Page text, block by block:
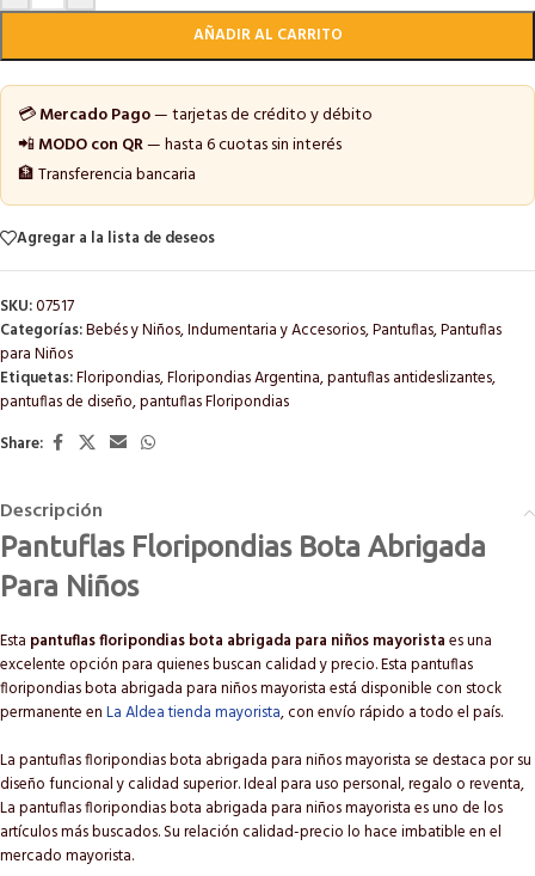
AÑADIR AL CARRITO
💳Mercado Pago— tarjetas de crédito y débito
📲MODO con QR— hasta 6 cuotas sin interés
🏦 Transferencia bancaria
Agregar a la lista de deseos
SKU:07517
Categorías:Bebés y Niños,Indumentaria y Accesorios,Pantuflas,Pantuflas
para Niños
Etiquetas:Floripondias,Floripondias Argentina,pantuflas antideslizantes,
pantuflas de diseño,pantuflas Floripondias
Share:
Descripción
Pantuflas Floripondias Bota Abrigada
Para Niños
Esta pantuflas floripondias bota abrigada para niños mayoristaes una
excelente opción para quienes buscan calidad y precio. Esta pantuflas
floripondias bota abrigada para niños mayorista está disponible con stock
permanente enLa Aldea tienda mayorista, con envío rápido a todo el país.
La pantuflas floripondias bota abrigada para niños mayorista se destaca por su
diseño funcional y calidad superior. Ideal para uso personal, regalo o reventa,
La pantuflas floripondias bota abrigada para niños mayorista es uno de los
artículos más buscados. Su relación calidad-precio lo hace imbatible en el
mercado mayorista.